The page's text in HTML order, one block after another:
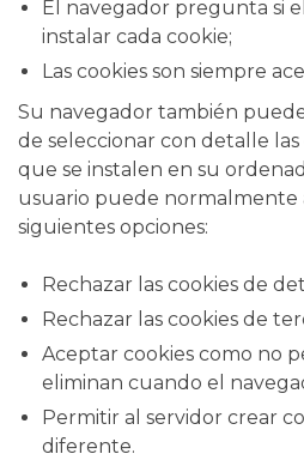
El navegador pregunta si
instalar cada cookie;
Las cookies son siempre
Su navegador también
de seleccionar con detalle las
que se instalen en su
usuario puede normalmente
siguientes opciones:
Rechazar las cookies de
Rechazar las cookies de
Aceptar cookies como no
eliminan cuando el
Permitir al servidor crear
diferente.